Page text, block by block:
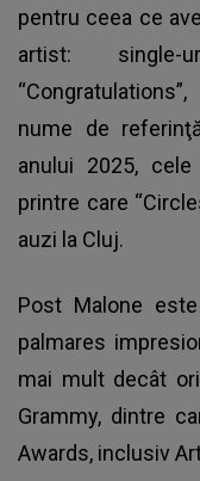
pentru ceea ce
artist:
nume de
anului 2025,
printre care
auzi la Cluj.
Post Malone
palmares
mai mult decât
Grammy, dintre
Awards, inclusiv